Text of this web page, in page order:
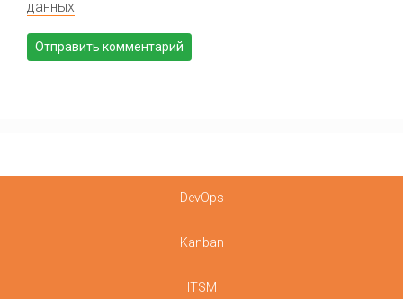
данных
DevOps
Kanban
ITSM